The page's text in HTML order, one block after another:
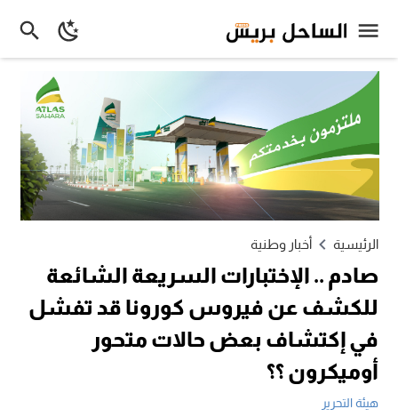
الرئيسية أخبار وطنية
صادم .. الإختبارات السريعة الشائعة
للكشف عن فيروس كورونا قد تفشل
في إكتشاف بعض حالات متحور
أوميكرون ؟؟
هيئة التحرير